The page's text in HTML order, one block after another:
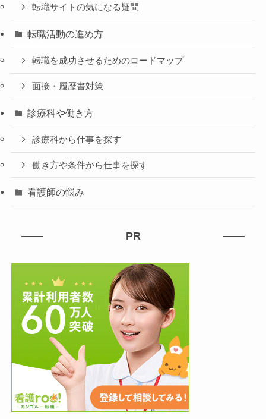
転職サイトの気になる疑問
転職活動の進め方
転職を成功させるためのロードマップ
面接・履歴書対策
診療科や働き方
診療科から仕事を探す
働き方や条件から仕事を探す
看護師の悩み
PR